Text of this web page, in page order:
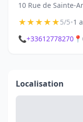
10 Rue de Sainte-
★★★★★5/5•1
📞+33612778270 📍
Localisation